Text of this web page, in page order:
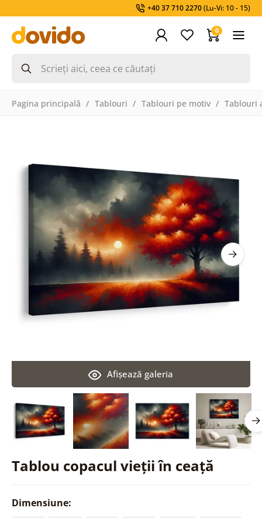
+40 37 710 2270(Lu-Vi: 10 - 15)
0
Pagina principală Tablouri Tablouri pe motiv Tablouri
Tablou copacul vieții în ceață
Afişează galeria
Dimensiune: